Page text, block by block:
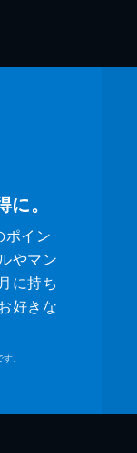
。
ポイン
やマン
に持ち
好きな
。